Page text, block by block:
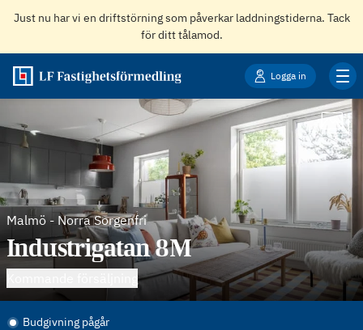
Just nu har vi en driftstörning som påverkar laddningstiderna. Tack
för ditt tålamod.
Logga in
Malmö -Norra Sorgenfri
Industrigatan 8M
Budgivning pågår